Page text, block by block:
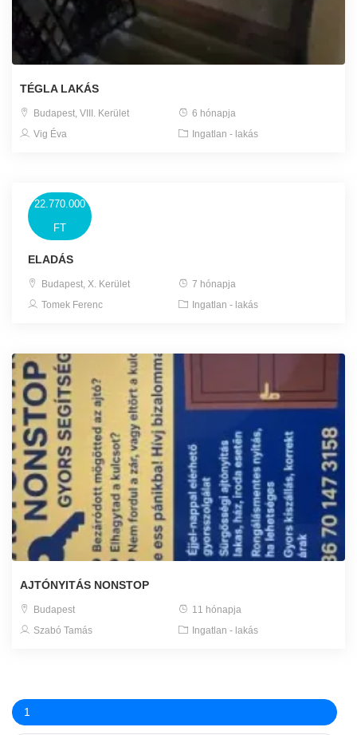
TÉGLA LAKÁS
Budapest, VIII. Kerület
6 hónapja
Vig Éva
Ingatlan - lakás
22.770.000
FT
ELADÁS
Budapest, X. Kerület
7 hónapja
Tomek Ferenc
Ingatlan - lakás
AJTÓNYITÁS NONSTOP
Budapest
11 hónapja
Szabó Tamás
Ingatlan - lakás
1